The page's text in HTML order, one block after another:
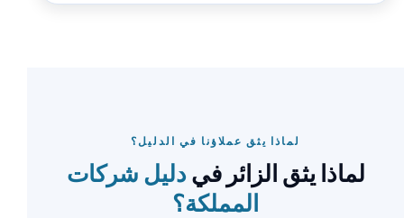
لماذا يثق عملاؤنا في الدليل؟
لماذا يثق الزائر فيدليل شركات
المملكة؟